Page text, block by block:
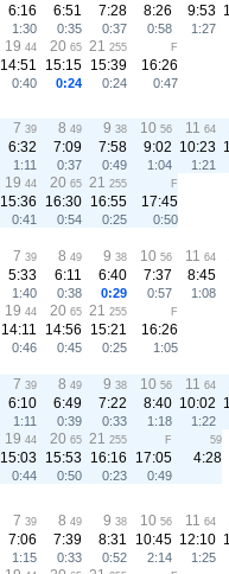
6:16 6:51 7:28 8:26 9:53
1:30 0:35 0:37 0:58 1:27
19 44 20 65 21 255 F
14:51 15:15 15:39 16:26
0:40 0:24 0:24 0:47
7 39 8 49 9 38 10 56 11 64
6:32 7:09 7:58 9:02 10:23
1:11 0:37 0:49 1:04 1:21
19 44 20 65 21 255 F
15:36 16:30 16:55 17:45
0:41 0:54 0:25 0:50
7 39 8 49 9 38 10 56 11 64
5:33 6:11 6:40 7:37 8:45
1:40 0:38 0:29 0:57 1:08
19 44 20 65 21 255 F
14:11 14:56 15:21 16:26
0:46 0:45 0:25 1:05
7 39 8 49 9 38 10 56 11 64
6:10 6:49 7:22 8:40 10:02
1:11 0:39 0:33 1:18 1:22
19 44 20 65 21 255 F 59
15:03 15:53 16:16 17:05 4:28
0:44 0:50 0:23 0:49
7 39 8 49 9 38 10 56 11 64
7:06 7:39 8:31 10:45 12:10
1:15 0:33 0:52 2:14 1:25